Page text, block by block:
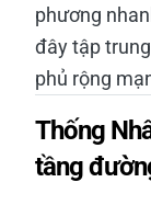
phương
đây tập
phủ rộng
Thống
tầng